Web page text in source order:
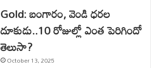
Gold: బంగారం, వెండి ధరల
దూకుడు..10 రోజుల్లో ఎంత పెరిగిందో
తెలుసా?
October 13, 2025